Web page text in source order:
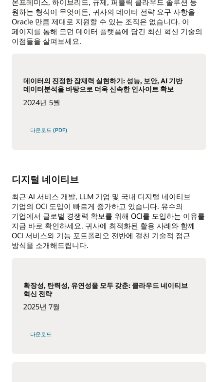
원하는 형식이 무엇이든, 귀사의 데이터 전략 요구 사항을
Oracle 만큼 제대로 지원할 수 있는 조직은 없습니다. 이
페이지를 통해 모던 데이터 플랫폼에 담긴 최신 혁신 기술의
이점들을 살펴보세요.
데이터의 진정한 잠재력 실현하기: 성능, 보안, AI 기반
데이터분석을 바탕으로 더욱 신속한 인사이트 확보
2024년 5월
다운로드 (PDF)
디지털 네이티브
최근 AI 서비스 개발, LLM 기업 및 국내 디지털 네이티브
기업의 OCI 도입이 빠르게 증가하고 있습니다. 유수의
기업에서 글로벌 경쟁력 확보를 위해 OCI를 도입하는 이유를
지금 바로 확인하세요. 귀사에 최적화된 활용 사례와 함께
OCI 서비스와 기능 포트폴리오 전반에 걸친 기술적 접근
방식을 소개해드립니다.
확장성, 탄력성, 유연성을 모두 갖춘: 클라우드 네이티브
혁신 전략
2025년 7월
다운로드